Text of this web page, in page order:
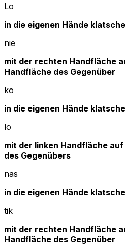
Lo
in die eigenen Hände
nie
mit der rechten Handfläche
Handfläche des Gegenüber
ko
in die eigenen Hände
lo
mit der linken Handfläche
des Gegenübers
nas
in die eigenen Hände
tik
mit der rechten Handfläche
Handfläche des Gegenüber